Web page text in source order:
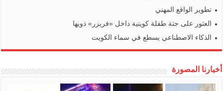
تطوير الواقع المهني
العثور على جثة طفلة كويتية داخل «فريزر» ذويها
الذكاء الاصطناعي يسطع في سماء الكويت
أخبارنا المصورة